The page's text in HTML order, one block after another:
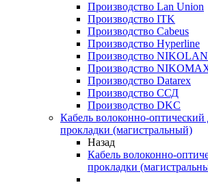
Производство Lan Union
Производство ITK
Производство Cabeus
Производство Hyperline
Производство NIKOLAN
Производство
Производство Datarex
Производство ССД
Производство DKC
Кабель волоконно-
прокладки (магистральный)
Назад
Кабель волоконно-
прокладки